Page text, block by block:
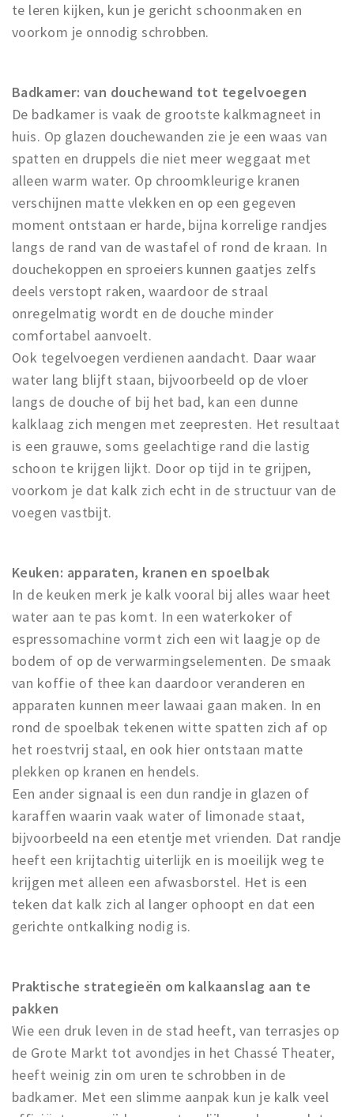
Parkeren
te leren kijken, kun je gericht schoonmaken en
voorkom je onnodig schrobben.
Badkamer: van douchewand tot tegelvoegen
De badkamer is vaak de grootste kalkmagneet in
huis. Op glazen douchewanden zie je een waas van
spatten en druppels die niet meer weggaat met
alleen warm water. Op chroomkleurige kranen
verschijnen matte vlekken en op een gegeven
moment ontstaan er harde, bijna korrelige randjes
langs de rand van de wastafel of rond de kraan. In
douchekoppen en sproeiers kunnen gaatjes zelfs
deels verstopt raken, waardoor de straal
onregelmatig wordt en de douche minder
comfortabel aanvoelt.
Ook tegelvoegen verdienen aandacht. Daar waar
water lang blijft staan, bijvoorbeeld op de vloer
langs de douche of bij het bad, kan een dunne
kalklaag zich mengen met zeepresten. Het resultaat
is een grauwe, soms geelachtige rand die lastig
schoon te krijgen lijkt. Door op tijd in te grijpen,
voorkom je dat kalk zich echt in de structuur van de
voegen vastbijt.
Keuken: apparaten, kranen en spoelbak
In de keuken merk je kalk vooral bij alles waar heet
water aan te pas komt. In een waterkoker of
espressomachine vormt zich een wit laagje op de
bodem of op de verwarmingselementen. De smaak
van koffie of thee kan daardoor veranderen en
apparaten kunnen meer lawaai gaan maken. In en
rond de spoelbak tekenen witte spatten zich af op
het roestvrij staal, en ook hier ontstaan matte
plekken op kranen en hendels.
Een ander signaal is een dun randje in glazen of
karaffen waarin vaak water of limonade staat,
bijvoorbeeld na een etentje met vrienden. Dat randje
heeft een krijtachtig uiterlijk en is moeilijk weg te
krijgen met alleen een afwasborstel. Het is een
teken dat kalk zich al langer ophoopt en dat een
gerichte ontkalking nodig is.
Praktische strategieën om kalkaanslag aan te
pakken
Wie een druk leven in de stad heeft, van terrasjes op
de Grote Markt tot avondjes in het Chassé Theater,
heeft weinig zin om uren te schrobben in de
badkamer. Met een slimme aanpak kun je kalk veel